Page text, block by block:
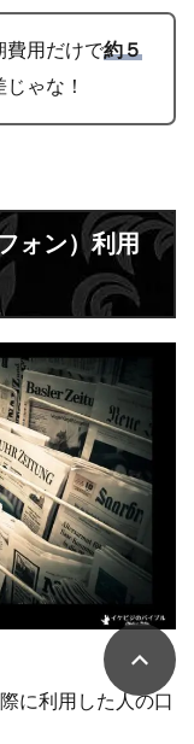
費用だけで約５
ゃな！
ォン）利用
に利用した人の口